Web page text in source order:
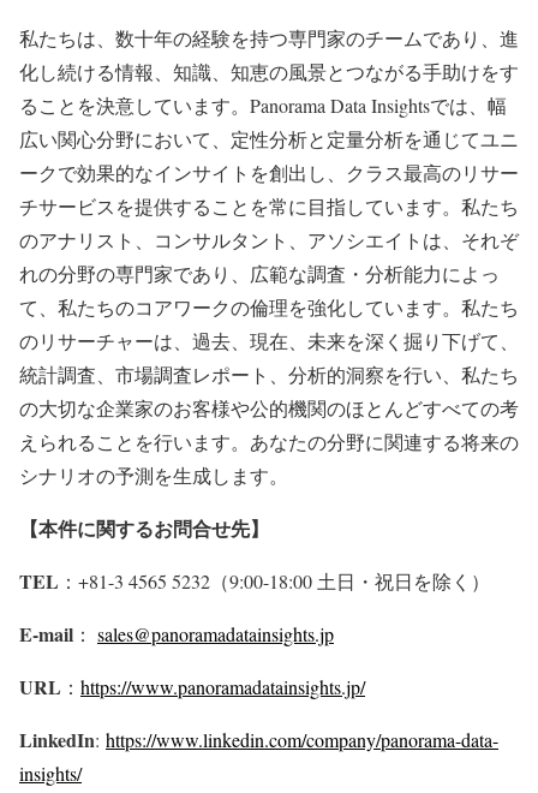
私たちは、数十年の経験を持つ専門家のチームであり、進
化し続ける情報、知識、知恵の風景とつながる手助けをす
ることを決意しています。Panorama Data Insightsでは、幅
広い関心分野において、定性分析と定量分析を通じてユニ
ークで効果的なインサイトを創出し、クラス最高のリサー
チサービスを提供することを常に目指しています。私たち
のアナリスト、コンサルタント、アソシエイトは、それぞ
れの分野の専門家であり、広範な調査・分析能力によっ
て、私たちのコアワークの倫理を強化しています。私たち
のリサーチャーは、過去、現在、未来を深く掘り下げて、
統計調査、市場調査レポート、分析的洞察を行い、私たち
の大切な企業家のお客様や公的機関のほとんどすべての考
えられることを行います。あなたの分野に関連する将来の
シナリオの予測を生成します。
【本件に関するお問合せ先】
TEL ：+81-3 4565 5232（9:00-18:00 土日・祝日を除く）
E-mail ： sales@panoramadatainsights.jp
URL ： https://www.panoramadatainsights.jp/
LinkedIn: https://www.linkedin.com/company/panorama-data-
insights/